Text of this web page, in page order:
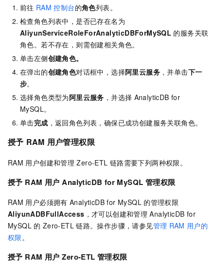
前往 RAM 控制台的角色列表。
检查角色列表中，是否已存在名为
AliyunServiceRoleForAnalyticDBForMySQL 的服务关联
角色。若不存在，则需创建相关角色。
单击左侧创建角色。
在弹出的创建角色对话框中，选择阿里云服务 ，并单击下一
步。
选择角色类型为阿里云服务 ，并选择 AnalyticDB for
MySQL。
单击完成 ，返回角色列表，确保已成功创建服务关联角色。
授予 RAM 用户管理权限
RAM 用户创建和管理 Zero-ETL 链路需要下列两种权限。
授予 RAM 用户 AnalyticDB for MySQL 管理权限
RAM 用户必须拥有 AnalyticDB for MySQL 的管理权限
AliyunADBFullAccess ，才可以创建和管理 AnalyticDB for
MySQL 的 Zero-ETL 链路。操作步骤，请参见管理 RAM 用户的
权限。
授予 RAM 用户 Zero-ETL 管理权限